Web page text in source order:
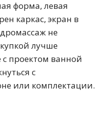
форма, левая
каркас, экран в
не
лучше
проектом ванной
с
или комплектации.